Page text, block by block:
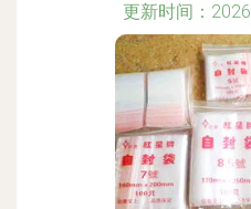
更新时间：